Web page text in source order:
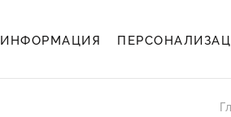
ИНФОРМАЦИЯ